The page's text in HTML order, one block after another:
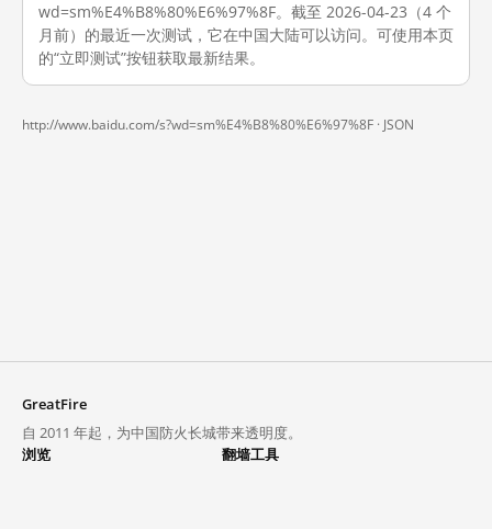
wd=sm%E4%B8%80%E6%97%8F。截至 2026-04-23（4 个
月前）的最近一次测试，它在中国大陆可以访问。可使用本页
的“立即测试”按钮获取最新结果。
http://www.baidu.com/s?wd=sm%E4%B8%80%E6%97%8F · JSON
GreatFire
自 2011 年起，为中国防火长城带来透明度。
浏览
翻墙工具